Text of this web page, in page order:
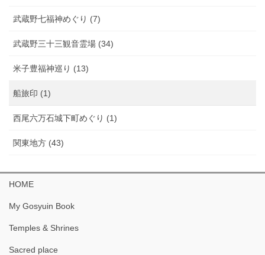
武蔵野七福神めぐり (7)
武蔵野三十三観音霊場 (34)
米子豊福神巡り (13)
船旅印 (1)
西尾六万石城下町めぐり (1)
関東地方 (43)
HOME
My Gosyuin Book
Temples & Shrines
Sacred place